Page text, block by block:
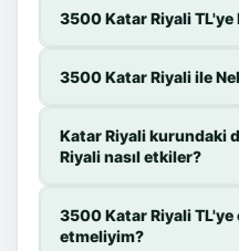
3500 Katar Riyali TL'ye
3500 Katar Riyali ile
Katar Riyali kurundaki
Riyali nasıl etkiler?
3500 Katar Riyali
etmeliyim?